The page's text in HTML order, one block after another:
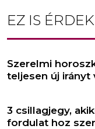
EZ IS
Szerelmi
teljesen új irányt
3 csillagjegy,
fordulat hoz